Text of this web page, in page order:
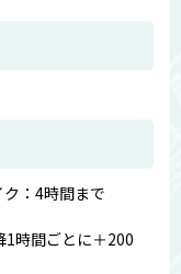
：4時間まで
1時間ごとに＋200